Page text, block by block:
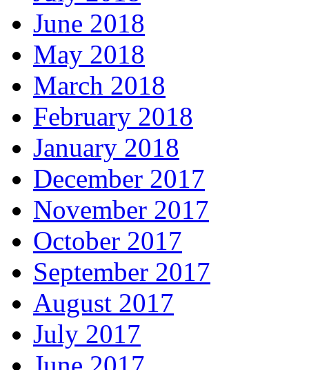
June 2018
May 2018
March 2018
February 2018
January 2018
December 2017
November 2017
October 2017
September 2017
August 2017
July 2017